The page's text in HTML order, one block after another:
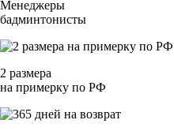
Менеджеры
бадминтонисты
2 размера
на примерку по РФ